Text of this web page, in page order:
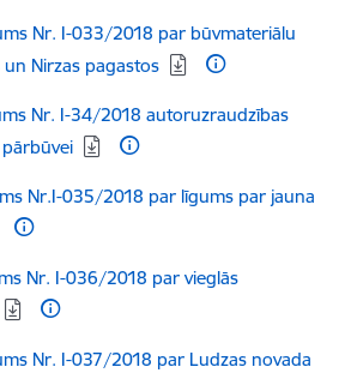
Nr. I-033/2018 par būvmateriālu
Nirzas pagastos
Nr. I-34/2018 autoruzraudzības
Nr.I-035/2018 par līgums par jauna
Nr. I-036/2018 par vieglās
Nr. I-037/2018 par Ludzas novada